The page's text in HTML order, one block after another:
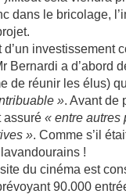
dans le bricolage,
d’un investissement
Bernardi a d’abord
de réunir les élus)
». Avant de
assuré « entre autres
». Comme s’il
!
du cinéma est
90.000